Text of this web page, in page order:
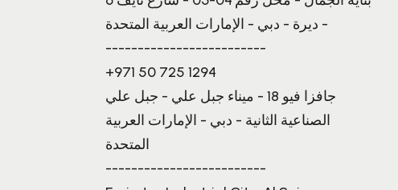
- ديرة - دبي - الإمارات العربية المتحدة
-------------------------
+971 50 725 1294
جافزا فيو 18 - ميناء جبل علي - جبل علي
الصناعية الثانية - دبي - الإمارات العربية
المتحدة
-------------------------